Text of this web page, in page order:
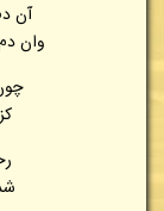
آن
وان